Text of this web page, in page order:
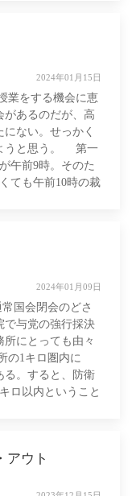
2024年01月15日
をする機会に恵
があるのだが、高
ない。せっかく
うと思う。 第一
午前9時。そのた
ても午前10時の裁
2024年01月09日
国会閉会のどさ
で与党の強行採決
にとっても由々
の1キロ圏内に
る。すると、防衛
ロ以内ということ
アウト